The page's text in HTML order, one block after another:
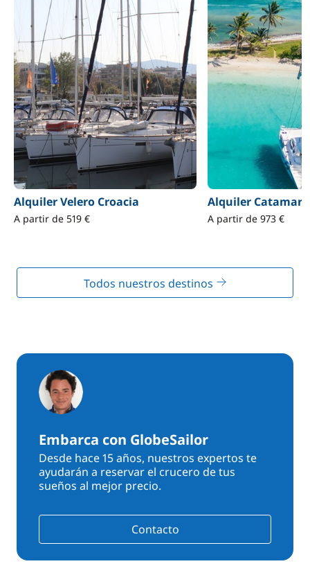
Alquiler Velero Croacia
A partir de 519 €
Alquiler
A partir de 973 €
Todos nuestros destinos
Embarca con GlobeSailor
Desde hace 15 años, nuestros expertos te
ayudarán a reservar el crucero de tus
sueños al mejor precio.
Contacto